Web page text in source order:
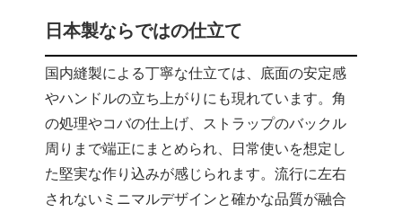
日本製ならではの仕立て
国内縫製による丁寧な仕立ては、底面の安定感
やハンドルの立ち上がりにも現れています。角
の処理やコバの仕上げ、ストラップのバックル
周りまで端正にまとめられ、日常使いを想定し
た堅実な作り込みが感じられます。流行に左右
されないミニマルデザインと確かな品質が融合